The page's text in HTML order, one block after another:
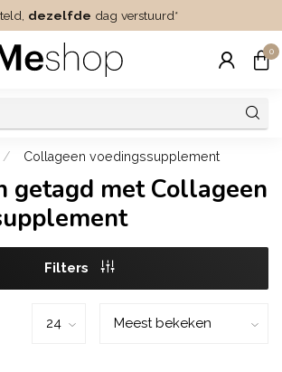
dezelfde dag verstuurd*
0
/ Collageen voedingssupplement
getagd met Collageen
Filters